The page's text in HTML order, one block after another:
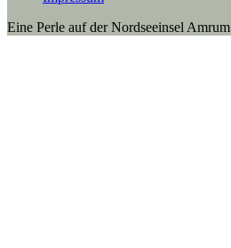
Eine Perle auf der Nordseeinsel Amrum